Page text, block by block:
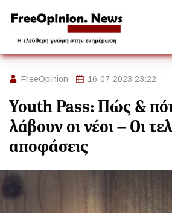
Οικονομία
Youth Pass: Πώς & πότε θα το λάβουν
αποφάσεις
FreeOpinion 16-07-2023 23:22
Youth Pass: Πώς &
λάβουν οι νέοι – Οι
αποφάσεις